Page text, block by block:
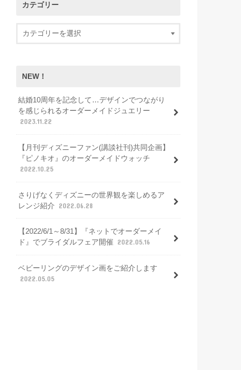
カテゴリー
NEW！
結婚10周年を記念して…デザインでつながり
を感じられるオーダーメイドジュエリー
2023.11.22
【月刊ディズニーファン(講談社刊)共同企画】
『ピノキオ』のオーダーメイドウォッチ
2022.10.25
さりげなくディズニーの世界観を楽しめるア
レンジ紹介
2022.06.28
【2022/6/1～8/31】『ネットでオーダーメイ
ド』でブライダルフェア開催
2022.05.16
ベビーリングのデザイン画をご紹介します
2022.05.05